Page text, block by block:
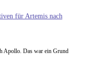
für Artemis nach
Apollo. Das war ein Grund